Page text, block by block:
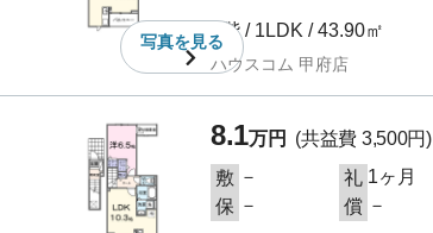
写真を見る
2階 / 1LDK / 43.90㎡
ハウスコム 甲府店
8.1万円
(共益費 3,500円)
敷 － 礼 1ヶ月
保 － 償 －